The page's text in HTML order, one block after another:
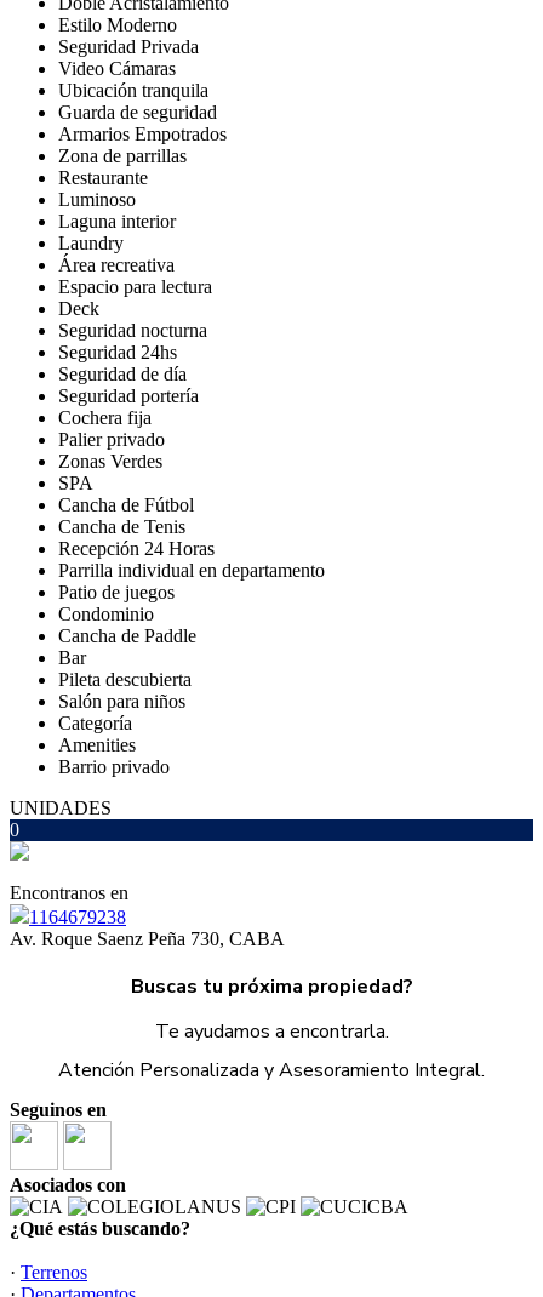
Estilo Moderno
Seguridad Privada
Video Cámaras
Ubicación tranquila
Guarda de seguridad
Armarios Empotrados
Zona de parrillas
Restaurante
Luminoso
Laguna interior
Laundry
Área recreativa
Espacio para lectura
Deck
Seguridad nocturna
Seguridad 24hs
Seguridad de día
Seguridad portería
Cochera fija
Palier privado
Zonas Verdes
SPA
Cancha de Fútbol
Cancha de Tenis
Recepción 24 Horas
Parrilla individual en departamento
Patio de juegos
Condominio
Cancha de Paddle
Bar
Pileta descubierta
Salón para niños
Categoría
Amenities
Barrio privado
UNIDADES
0
Encontranos en
1164679238
Av. Roque Saenz Peña 730, CABA
Buscas tu próxima propiedad?
Te ayudamos a encontrarla.
Atención Personalizada y Asesoramiento Integral.
Seguinos en
Asociados con
¿Qué estás buscando?
· Terrenos